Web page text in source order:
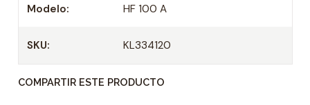
metales no ferrosos.
Lafresa
HF 100 A está fabricada sin dentado
frontal.
Fresa adaptada de manera
Modelo: HF 100 A
SKU: KL334120
COMPARTIR ESTE PRODUCTO